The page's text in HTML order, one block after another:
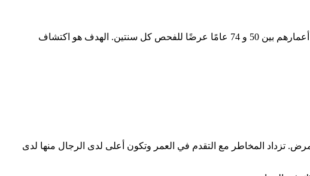
يعد سرطان القولون والمستقيم أحد أكثر أنواع السرطان شيوعًا في الدنمارك. منذ عام 2014، يتلقى جميع المواطنين الذين تتراوح أعمارهم بين 50 و 74 عامًا عرضًا للفحص كل سنتين. الهدف هو اكتشاف
سرطان القولون والمستقيم في الدنمارك كل عام، ويموت حوالي 2000 شخص بسبب المرض. تزداد المخاطر مع التقدم في العمر وتكون أعلى لدى الرجال منها لدى